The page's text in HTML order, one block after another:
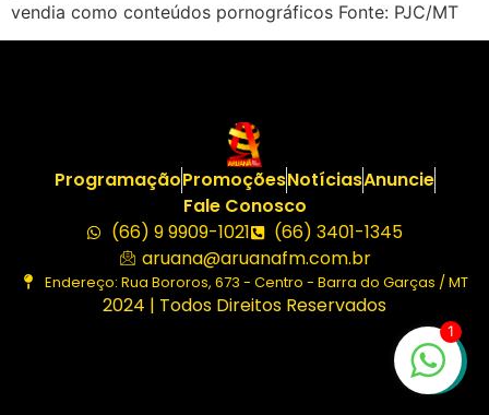
vendia como conteúdos pornográficos Fonte: PJC/MT
ProgramaçãoPromoçõesNotíciasAnuncie
Fale Conosco
(66) 9 9909-1021
(66) 3401-1345
aruana@aruanafm.com.br
Endereço: Rua Bororos, 673 - Centro - Barra do Garças / MT
2024 | Todos Direitos Reservados
1